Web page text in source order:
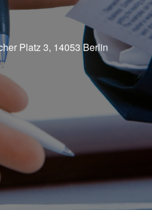
Platz 3, 14053 Berlin